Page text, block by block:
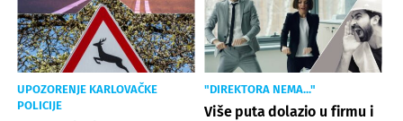
UPOZORENJE KARLOVAČKE
POLICIJE
"DIREKTORA NEMA..."
Više puta dolazio u firmu i